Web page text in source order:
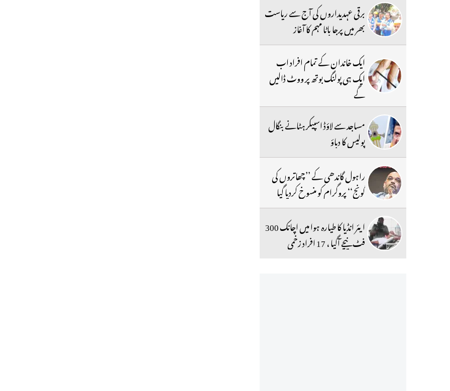
برقی عہدیداروں کی آج سے ریاست
بھر میں پرجا باٹا مہم کا آغاز
ایک خاندان کے تمام افراد اب
ایک ہی پولنگ بوتھ پر ووٹ ڈالیں
گے
مساجد سے لاؤڈ اسپیکر ہٹانے بنگال
پولیس کا دباؤ
راہول گاندھی کے ’’چھاتروں کی
گونج‘‘ پروگرام کو منسوخ کردیا گیا
ایئر انڈیا کا طیارہ ہوا میں اچانک 300
فٹ نیچے آگیا ، 17 افراد زخمی